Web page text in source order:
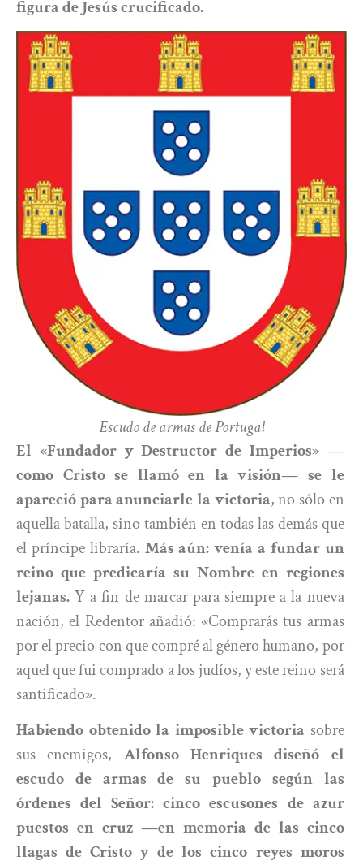
figura de Jesús crucificado.
Escudo de armas de Portugal
El «Fundador y Destructor de Imperios» —
como Cristo se llamó en la visión— se le
apareció para anunciarle la victoria, no sólo en
aquella batalla, sino también en todas las demás que
el príncipe libraría. Más aún: venía a fundar un
reino que predicaría su Nombre en regiones
lejanas. Y a fin de marcar para siempre a la nueva
nación, el Redentor añadió: «Comprarás tus armas
por el precio con que compré al género humano, por
aquel que fui comprado a los judíos, y este reino será
santificado».
Habiendo obtenido la imposible victoria sobre
sus enemigos, Alfonso Henriques diseñó el
escudo de armas de su pueblo según las
órdenes del Señor: cinco escusones de azur
puestos en cruz —en memoria de las cinco
llagas de Cristo y de los cinco reyes moros